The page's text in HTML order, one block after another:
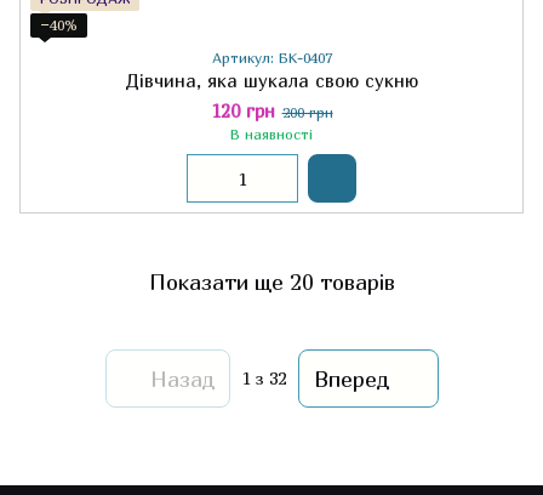
−40%
Артикул: БК-0407
Дівчина, яка шукала свою сукню
120 грн 200 грн
В наявності
Показати ще 20 товарів
Назад 1 з 32 Вперед